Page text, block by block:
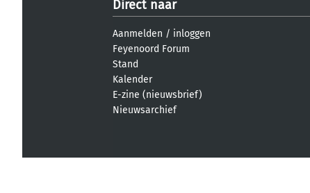
Direct naar
Aanmelden / inloggen
Feyenoord Forum
Stand
Kalender
E-zine (nieuwsbrief)
Nieuwsarchief